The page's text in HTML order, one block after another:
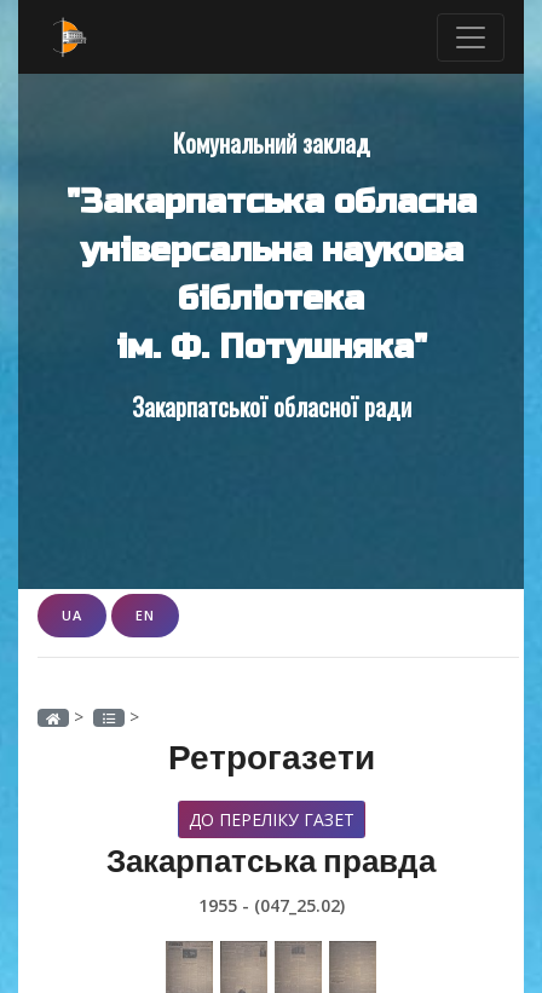
Комунальний заклад
"Закарпатська обласна
універсальна наукова
бібліотека
ім. Ф. Потушняка"
Закарпатської обласної ради
UA EN
> >
Ретрогазети
ДО ПЕРЕЛІКУ ГАЗЕТ
Закарпатська правда
1955 - (047_25.02)